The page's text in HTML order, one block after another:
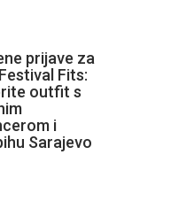
prijave za
Fits:
outfit s
i
Sarajevo